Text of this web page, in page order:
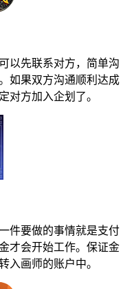
先联系对方，简单沟
如果双方沟通顺利达成
对方加入企划了。
要做的事情就是支付
才会开始工作。保证金
入画师的账户中。